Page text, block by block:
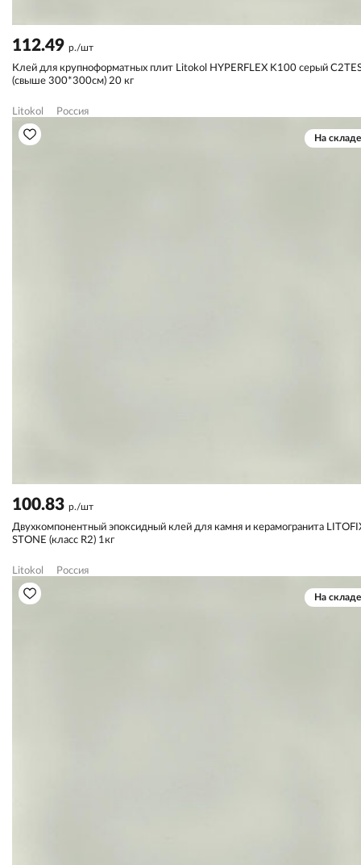
112.49 р./шт
Клей для крупноформатных плит Litokol HYPERFLEX K100 серый
(свыше 300*300см) 20 кг
Litokol Россия
На складе
100.83 р./шт
Двухкомпонентный эпоксидный клей для камня и керамогранита
STONE (класс R2) 1кг
Litokol Россия
На складе